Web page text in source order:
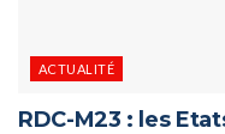
ACTUALITÉ
RDC-M23 : les